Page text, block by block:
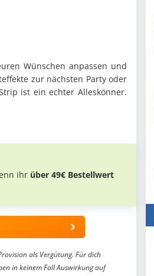
Wünschen anpassen und
zur nächsten Party oder
ist ein echter Alleskönner.
ihr über 49€ Bestellwert
als Vergütung. Für dich
in keinem Fall Auswirkung auf